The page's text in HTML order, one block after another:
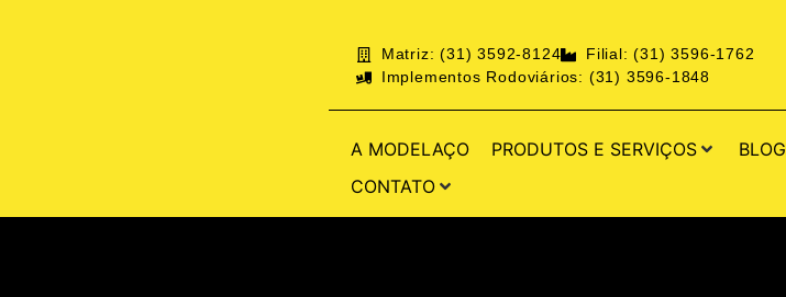
Matriz: (31) 3592-8124
Filial: (31) 3596-1762
Implementos Rodoviários: (31) 3596-1848
A MODELAÇO PRODUTOS E SERVIÇOS BLOG
CONTATO